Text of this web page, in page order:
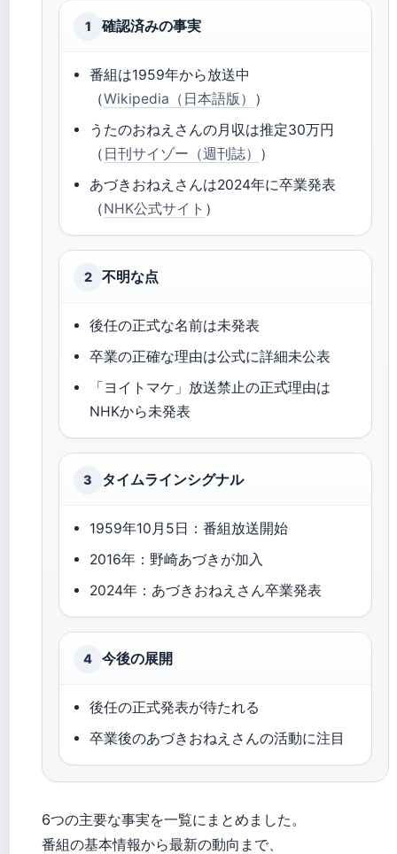
1 確認済みの事実
番組は1959年から放送中
（Wikipedia（日本語版） ）
うたのおねえさんの月収は推定30万円
（ 日刊サイゾー（週刊誌） ）
あづきおねえさんは2024年に卒業発表
（NHK公式サイト ）
2 不明な点
後任の正式な名前は未発表
卒業の正確な理由は公式に詳細未公表
「ヨイトマケ」放送禁止の正式理由は
NHKから未発表
3 タイムラインシグナル
1959年10月5日：番組放送開始
2016年：野崎あづきが加入
2024年：あづきおねえさん卒業発表
4 今後の展開
後任の正式発表が待たれる
卒業後のあづきおねえさんの活動に注目
6つの主要な事実を一覧にまとめました。
番組の基本情報から最新の動向まで、